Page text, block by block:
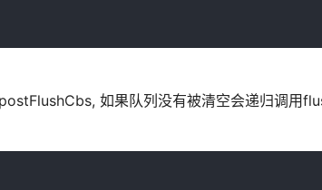
如果队列没有被清空会递归调用